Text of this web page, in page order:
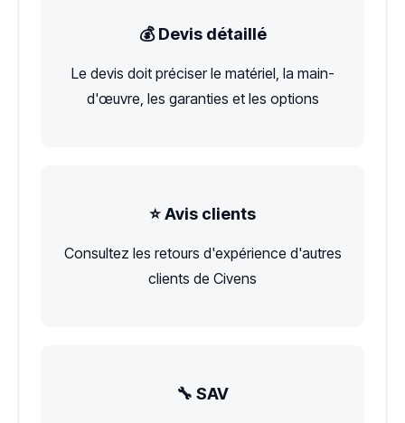
💰 Devis détaillé
Le devis doit préciser le matériel, la main-
d'œuvre, les garanties et les options
⭐ Avis clients
Consultez les retours d'expérience d'autres
clients de Civens
🔧 SAV